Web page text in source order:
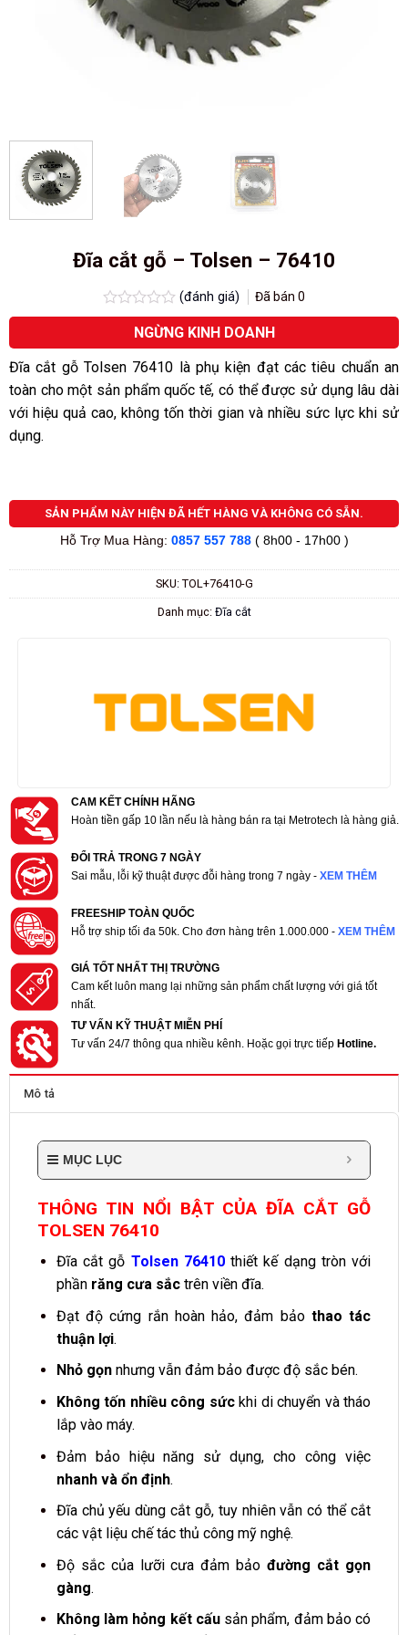
Đĩa cắt gỗ – Tolsen – 76410
Được
hạng
0.0
5
sao
(đánh giá) Đã bán0
NGỪNG KINH DOANH
Đĩa cắt gỗ Tolsen 76410 là phụ kiện đạt các tiêu chuẩn an
toàn cho một sản phẩm quốc tế, có thể được sử dụng lâu dài
với hiệu quả cao, không tốn thời gian và nhiều sức lực khi sử
dụng.
SẢN PHẨM NÀY HIỆN ĐÃ HẾT HÀNG VÀ KHÔNG CÓ SẴN.
Hỗ Trợ Mua Hàng: 0857 557 788 ( 8h00 - 17h00 )
SKU: TOL+76410-G
Danh mục: Đĩa cắt
CAM KẾT CHÍNH HÃNG
Hoàn tiền gấp 10 lần nếu là hàng bán ra tại Metrotech là hàng giả.
ĐỔI TRẢ TRONG 7 NGÀY
Sai mẫu, lỗi kỹ thuật được đỗi hàng trong 7 ngày - XEM THÊM
FREESHIP TOÀN QUỐC
Hỗ trợ ship tối đa 50k. Cho đơn hàng trên 1.000.000 - XEM THÊM
GIÁ TỐT NHẤT THỊ TRƯỜNG
Cam kết luôn mang lại những sản phẩm chất lượng với giá tốt
nhất.
TƯ VẤN KỸ THUẬT MIỄN PHÍ
Tư vấn 24/7 thông qua nhiều kênh. Hoặc gọi trực tiếp Hotline.
Mô tả
MỤC LỤC
THÔNG TIN NỔI BẬT CỦA ĐĨA CẮT GỖ
TOLSEN 76410
Đĩa cắt gỗ Tolsen 76410thiết kế dạng tròn với
phần răng cưa sắctrên viền đĩa.
Đạt độ cứng rắn hoàn hảo, đảm bảo thao tác
thuận lợi.
Nhỏ gọnnhưng vẫn đảm bảo được độ sắc bén.
Không tốn nhiều công sứckhi di chuyển và tháo
lắp vào máy.
Đảm bảo hiệu năng sử dụng, cho công việc
nhanh và ổn định.
Đĩa chủ yếu dùng cắt gỗ, tuy nhiên vẫn có thể cắt
các vật liệu chế tác thủ công mỹ nghệ.
Độ sắc của lưỡi cưa đảm bảođường cắt gọn
gàng.
Không làm hỏng kết cấusản phẩm, đảm bảo có